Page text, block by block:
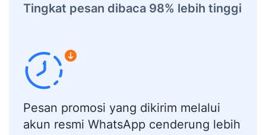
Tingkat pesan dibaca 98% lebih tinggi
Pesan promosi yang dikirim melalui
akun resmi WhatsApp cenderung lebih